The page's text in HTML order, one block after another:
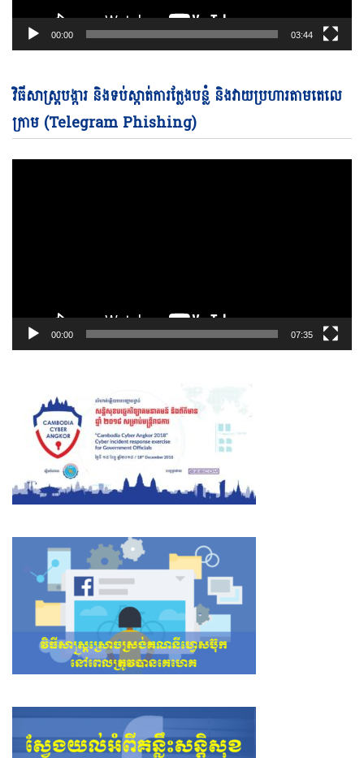
00:00 03:44
វិធីសាស្ត្របង្ការ និងទប់ស្កាត់ការក្លែងបន្លំ និងវាយប្រហារតាមតេលេ
ក្រាម (Telegram Phishing)
00:00 07:35